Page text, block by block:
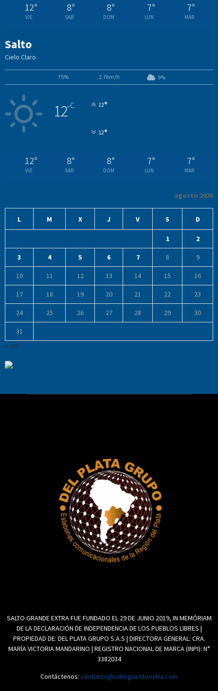
12°
VIE
8°
SAB
8°
DOM
7°
LUN
7°
MAR
Salto
Cielo Claro
75% 2.7km/h 9%
12°C 12°
12°
12°
VIE
8°
SAB
8°
DOM
7°
LUN
7°
MAR
agosto 2026
L M X J V S D
1 2
3 4 5 6 7 8 9
10 11 12 13 14 15 16
17 18 19 20 21 22 23
24 25 26 27 28 29 30
31
« Jul
SALTO GRANDE EXTRA FUE FUNDADO EL 29 DE JUNIO 2019, IN MEMÓRIAM
DE LA DECLARACIÓN DE INDEPENDENCIA DE LOS PUEBLOS LIBRES |
PROPIEDAD DE: DEL PLATA GRUPO S.A.S | DIRECTORA GENERAL: CRA.
MARÍA VICTORIA MANDARINO | REGISTRO NACIONAL DE MARCA (INPI): N°
3382034
Contáctenos: contacto@saltograndeextra.com